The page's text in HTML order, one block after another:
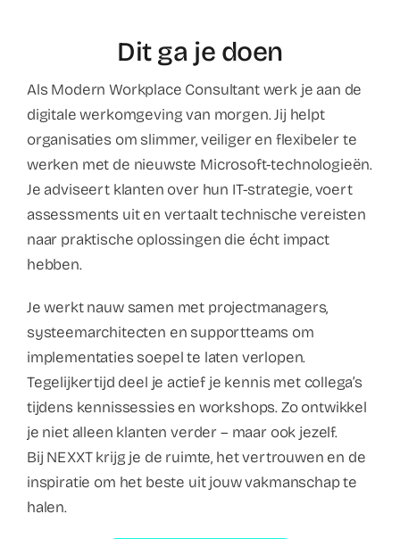
Dit ga je doen
Als Modern Workplace Consultant werk je aan de
digitale werkomgeving van morgen. Jij helpt
organisaties om slimmer, veiliger en flexibeler te
werken met de nieuwste Microsoft-technologieën.
Je adviseert klanten over hun IT-strategie, voert
assessments uit en vertaalt technische vereisten
naar praktische oplossingen die écht impact
hebben.
Je werkt nauw samen met projectmanagers,
systeemarchitecten en supportteams om
implementaties soepel te laten verlopen.
Tegelijkertijd deel je actief je kennis met collega’s
tijdens kennissessies en workshops. Zo ontwikkel
je niet alleen klanten verder – maar ook jezelf.
Bij NEXXT krijg je de ruimte, het vertrouwen en de
inspiratie om het beste uit jouw vakmanschap te
halen.